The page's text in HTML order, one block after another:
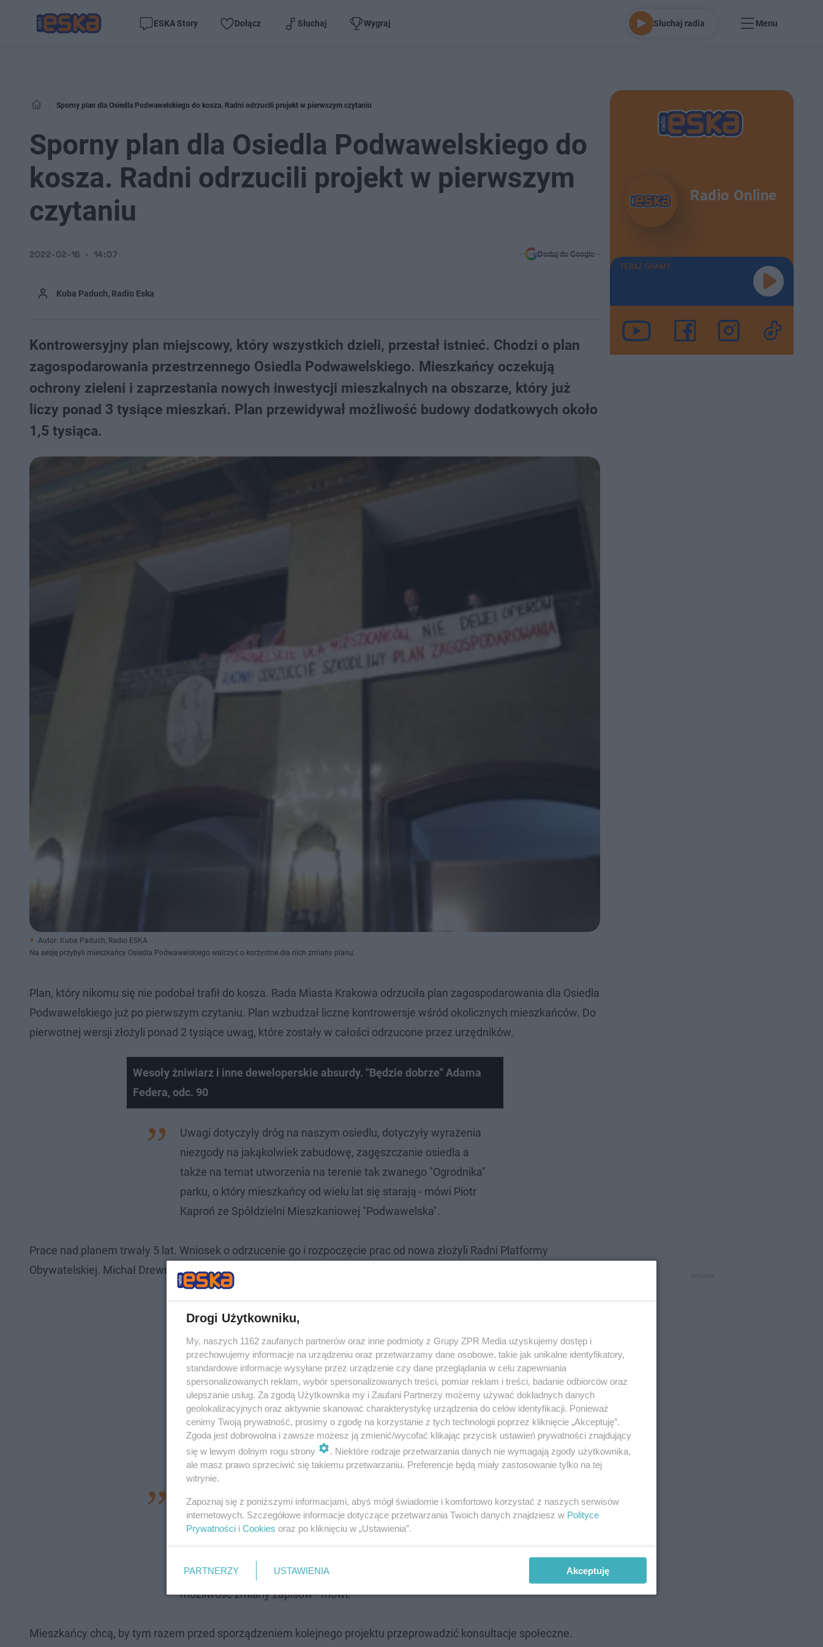
ESKA Story Dołącz Słuchaj Wygraj Słuchaj radia Menu
Sporny plan dla Osiedla Podwawelskiego do kosza. Radni odrzucili projekt w pierwszym czytaniu
Sporny plan dla Osiedla Podwawelskiego do
kosza. Radni odrzucili projekt w pierwszym
czytaniu
Kuba Paduch, Radio Eska
2022-02-16 14:07 Dodaj do Google
Kontrowersyjny plan miejscowy, który wszystkich dzieli, przestał istnieć. Chodzi o plan
zagospodarowania przestrzennego Osiedla Podwawelskiego. Mieszkańcy oczekują
ochrony zieleni i zaprzestania nowych inwestycji mieszkalnych na obszarze, który już
liczy ponad 3 tysiące mieszkań. Plan przewidywał możliwość budowy dodatkowych około
1,5 tysiąca.
Autor: Kuba Paduch, Radio ESKA
Na sesję przybyli mieszkańcy Osiedla Podwawelskiego walczyć o korzystne dla nich zmiany planu.
Plan, który nikomu się nie podobał trafił do kosza. Rada Miasta Krakowa odrzuciła plan zagospodarowania dla Osiedla
Podwawelskiego już po pierwszym czytaniu. Plan wzbudzał liczne kontrowersje wśród okolicznych mieszkańców. Do
pierwotnej wersji złożyli ponad 2 tysiące uwag, które zostały w całości odrzucone przez urzędników.
Wesoły żniwiarz i inne deweloperskie absurdy. "Będzie dobrze" Adama
Federa, odc. 90
Uwagi dotyczyły dróg na naszym osiedlu, dotyczyły wyrażenia
niezgody na jakąkolwiek zabudowę, zagęszczanie osiedla a
także na temat utworzenia na terenie tak zwanego "Ogrodnika"
parku, o który mieszkańcy od wielu lat się starają - mówi Piotr
Kaproń ze Spółdzielni Mieszkaniowej "Podwawelska".
Prace nad planem trwały 5 lat. Wniosek o odrzucenie go i rozpoczęcie prac od nowa złożyli Radni Platformy
Obywatelskiej. Michał Drewnicki z PiS uważa, że to błąd.
Dużo więcej sensu ma dalsza praca nad tym planem, również z
tego względu, że na komisji planowania przestrzennego
pytaliśmy urzędników, czy jest szansa zmienić ten plan tak aby
zielony. Urzędnicy odpowiedzieli, że tak, my jako Radni mamy
możliwość zmiany zapisów - mówi.
Mieszkańcy chcą, by tym razem przed sporządzeniem kolejnego projektu przeprowadzić konsultacje społeczne.
Radio Online
TERAZ GRAMY
Drogi Użytkowniku,
My, naszych 1162 zaufanych partnerów oraz inne podmioty z Grupy ZPR Media uzyskujemy dostęp i
przechowujemy informacje na urządzeniu oraz przetwarzamy dane osobowe, takie jak unikalne identyfikatory,
standardowe informacje wysyłane przez urządzenie czy dane przeglądania w celu zapewniania
spersonalizowanych reklam, wybór spersonalizowanych treści, pomiar reklam i treści, badanie odbiorców oraz
ulepszanie usług. Za zgodą Użytkownika my i Zaufani Partnerzy możemy używać dokładnych danych
geolokalizacyjnych oraz aktywnie skanować charakterystykę urządzenia do celów identyfikacji. Ponieważ
cenimy Twoją prywatność, prosimy o zgodę na korzystanie z tych technologii poprzez kliknięcie „Akceptuję”.
Zgoda jest dobrowolna i zawsze możesz ją zmienić/wycofać klikając przycisk ustawień prywatności znajdujący
się w lewym dolnym rogu strony
. Niektóre rodzaje przetwarzania danych nie wymagają zgody użytkownika,
ale masz prawo sprzeciwić się takiemu przetwarzaniu. Preferencje będą miały zastosowanie tylko na tej
witrynie.
Zapoznaj się z poniższymi informacjami, abyś mógł świadomie i komfortowo korzystać z naszych serwisów
internetowych. Szczegółowe informacje dotyczące przetwarzania Twoich danych znajdziesz w Polityce
Prywatności i Cookies oraz po kliknięciu w „Ustawienia”.
PARTNERZY USTAWIENIA Akceptuję